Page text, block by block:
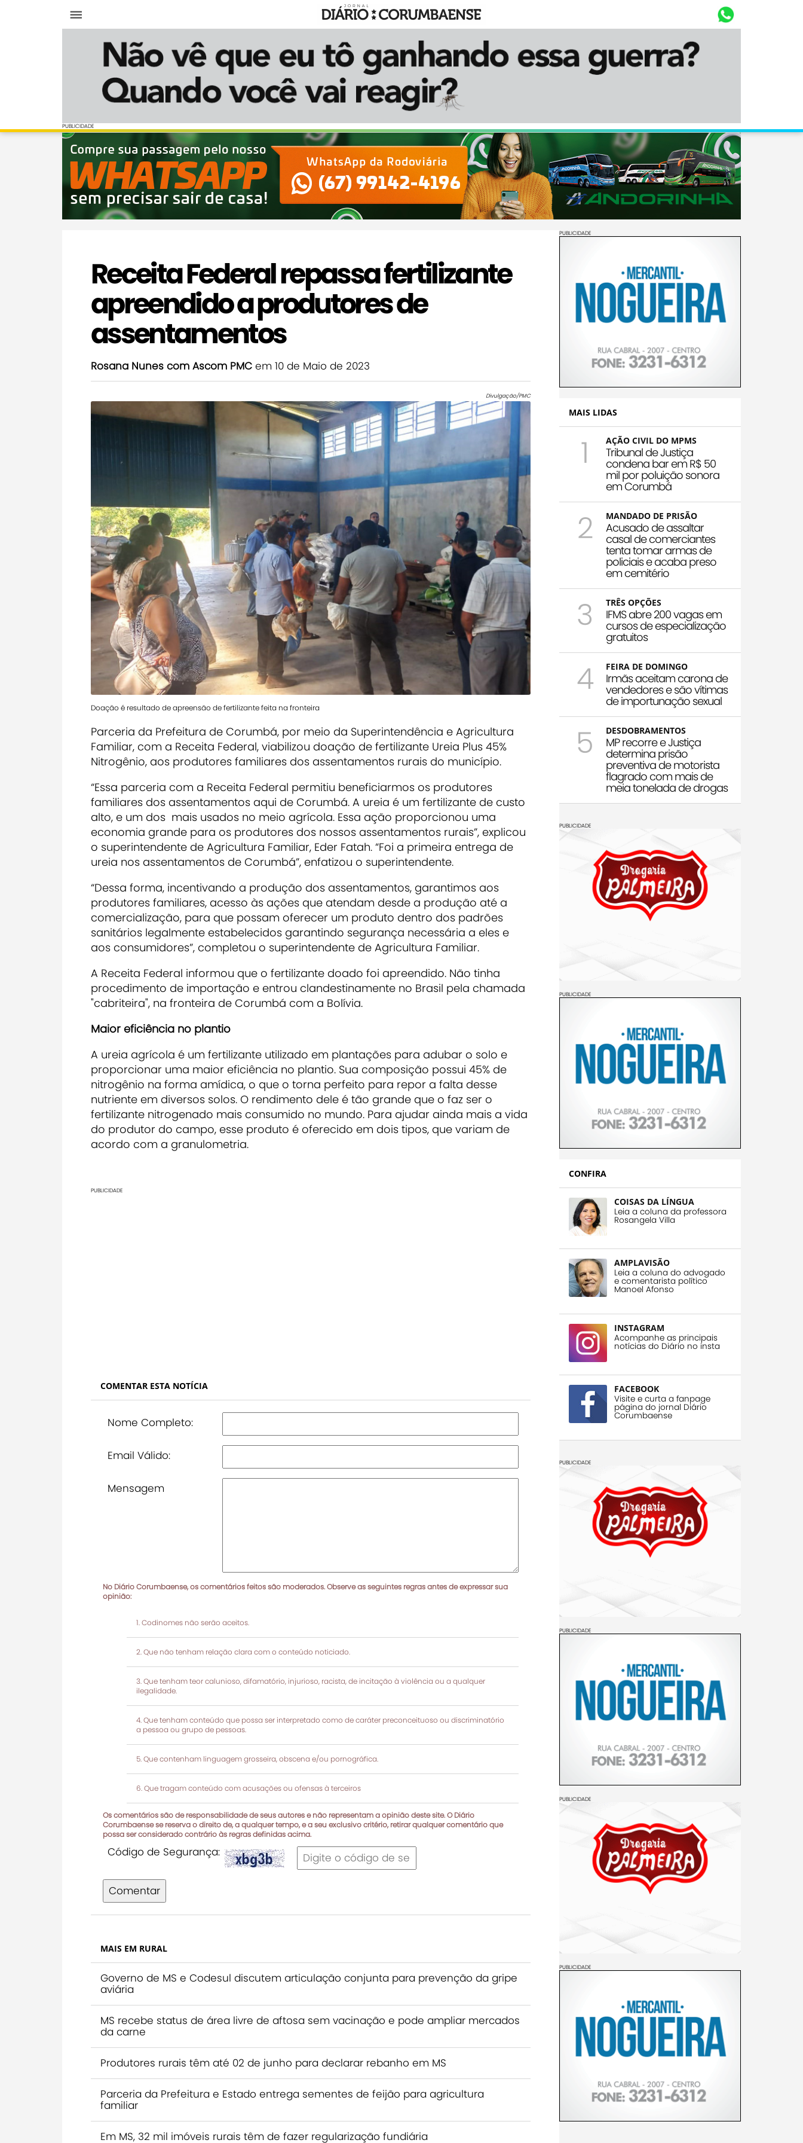
Diário Corumbaense
PUBLICIDADE
PUBLICIDADE
Receita Federal repassa fertilizante
apreendido a produtores de
assentamentos
Rosana Nunes com Ascom PMC em 10 de Maio de 2023
Divulgação/PMC
Doação é resultado de apreensão de fertilizante feita na fronteira
Parceria da Prefeitura de Corumbá, por meio da Superintendência e Agricultura
Familiar, com a Receita Federal, viabilizou doação de fertilizante Ureia Plus 45%
Nitrogênio, aos produtores familiares dos assentamentos rurais do município.
“Essa parceria com a Receita Federal permitiu beneficiarmos os produtores
familiares dos assentamentos aqui de Corumbá. A ureia é um fertilizante de custo
alto, e um dos mais usados no meio agrícola. Essa ação proporcionou uma
economia grande para os produtores dos nossos assentamentos rurais”, explicou
o superintendente de Agricultura Familiar, Eder Fatah. “Foi a primeira entrega de
ureia nos assentamentos de Corumbá”, enfatizou o superintendente.
“Dessa forma, incentivando a produção dos assentamentos, garantimos aos
produtores familiares, acesso às ações que atendam desde a produção até a
comercialização, para que possam oferecer um produto dentro dos padrões
sanitários legalmente estabelecidos garantindo segurança necessária a eles e
aos consumidores”, completou o superintendente de Agricultura Familiar.
A Receita Federal informou que o fertilizante doado foi apreendido. Não tinha
procedimento de importação e entrou clandestinamente no Brasil pela chamada
"cabriteira", na fronteira de Corumbá com a Bolívia.
Maior eficiência no plantio
A ureia agrícola é um fertilizante utilizado em plantações para adubar o solo e
proporcionar uma maior eficiência no plantio. Sua composição possui 45% de
nitrogênio na forma amídica, o que o torna perfeito para repor a falta desse
nutriente em diversos solos. O rendimento dele é tão grande que o faz ser o
fertilizante nitrogenado mais consumido no mundo. Para ajudar ainda mais a vida
do produtor do campo, esse produto é oferecido em dois tipos, que variam de
acordo com a granulometria.
PUBLICIDADE
COMENTAR ESTA NOTÍCIA
Nome Completo:
Email Válido:
Mensagem
No Diário Corumbaense, os comentários feitos são moderados. Observe as seguintes regras antes de expressar sua
opinião:
Codinomes não serão aceitos.
Que não tenham relação clara com o conteúdo noticiado.
Que tenham teor calunioso, difamatório, injurioso, racista, de incitação à violência ou a qualquer
ilegalidade.
Que tenham conteúdo que possa ser interpretado como de caráter preconceituoso ou discriminatório
a pessoa ou grupo de pessoas.
Que contenham linguagem grosseira, obscena e/ou pornográfica.
Que tragam conteúdo com acusações ou ofensas à terceiros
Os comentários são de responsabilidade de seus autores e não representam a opinião deste site. O Diário
Corumbaense se reserva o direito de, a qualquer tempo, e a seu exclusivo critério, retirar qualquer comentário que
possa ser considerado contrário às regras definidas acima.
Código de Segurança:
Comentar
MAIS EM RURAL
Governo de MS e Codesul discutem articulação conjunta para prevenção da gripe
aviária
MS recebe status de área livre de aftosa sem vacinação e pode ampliar mercados
da carne
Produtores rurais têm até 02 de junho para declarar rebanho em MS
Parceria da Prefeitura e Estado entrega sementes de feijão para agricultura
familiar
Em MS, 32 mil imóveis rurais têm de fazer regularização fundiária
PUBLICIDADE
MAIS LIDAS
1 AÇÃO CIVIL DO MPMS
Tribunal de Justiça
condena bar em R$ 50
mil por poluição sonora
em Corumbá
2 MANDADO DE PRISÃO
Acusado de assaltar
casal de comerciantes
tenta tomar armas de
policiais e acaba preso
em cemitério
3 TRÊS OPÇÕES
IFMS abre 200 vagas em
cursos de especialização
gratuitos
4 FEIRA DE DOMINGO
Irmãs aceitam carona de
vendedores e são vítimas
de importunação sexual
5 DESDOBRAMENTOS
MP recorre e Justiça
determina prisão
preventiva de motorista
flagrado com mais de
meia tonelada de drogas
PUBLICIDADE
PUBLICIDADE
CONFIRA
COISAS DA LÍNGUA
Leia a coluna da professora
Rosangela Villa
AMPLAVISÃO
Leia a coluna do advogado
e comentarista político
Manoel Afonso
INSTAGRAM
Acompanhe as principais
notícias do Diário no insta
FACEBOOK
Visite e curta a fanpage
página do jornal Diário
Corumbaense
PUBLICIDADE
PUBLICIDADE
PUBLICIDADE
PUBLICIDADE